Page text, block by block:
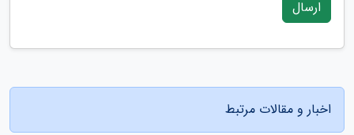
ارسال
اخبار و مقالات مرتبط